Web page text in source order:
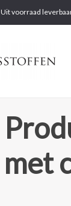
Uit voorraad
met